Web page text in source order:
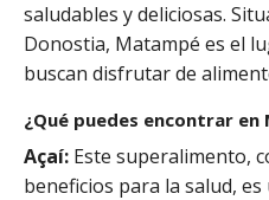
saludables y deliciosas.
Donostia, Matampé es el
buscan disfrutar de
¿Qué puedes encontrar
Açaí: Este superalimento,
beneficios para la salud,